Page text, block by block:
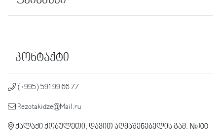
კონტაქტი
(+995) 591 99 66 77
Rezotakidze@Mail.ru
ქალაქი ქობულეთი, დავით აღმაშენებელის გამ. №100